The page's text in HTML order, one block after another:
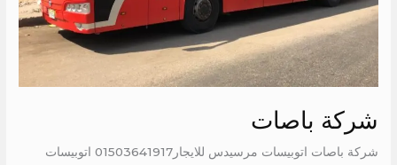
شركة باصات
شركة باصات اتوبيسات مرسيدس للايجار01503641917 اتوبيسات